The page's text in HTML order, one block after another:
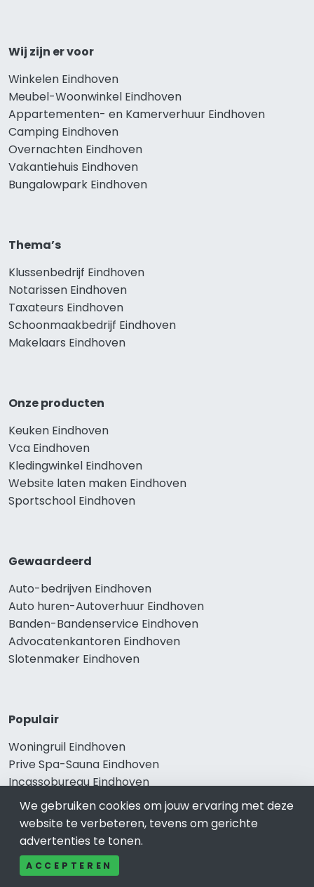
Wij zijn er voor
Winkelen Eindhoven
Meubel-Woonwinkel Eindhoven
Appartementen- en Kamerverhuur Eindhoven
Camping Eindhoven
Overnachten Eindhoven
Vakantiehuis Eindhoven
Bungalowpark Eindhoven
Thema’s
Klussenbedrijf Eindhoven
Notarissen Eindhoven
Taxateurs Eindhoven
Schoonmaakbedrijf Eindhoven
Makelaars Eindhoven
Onze producten
Keuken Eindhoven
Vca Eindhoven
Kledingwinkel Eindhoven
Website laten maken Eindhoven
Sportschool Eindhoven
Gewaardeerd
Auto-bedrijven Eindhoven
Auto huren-Autoverhuur Eindhoven
Banden-Bandenservice Eindhoven
Advocatenkantoren Eindhoven
Slotenmaker Eindhoven
Populair
Woningruil Eindhoven
Prive Spa-Sauna Eindhoven
Incassobureau Eindhoven
Bedrijfsruimte Eindhoven
Ongediertebestrijding Eindhoven
We gebruiken cookies om jouw ervaring met deze
website te verbeteren, tevens om gerichte
advertenties te tonen.
ACCEPTEREN